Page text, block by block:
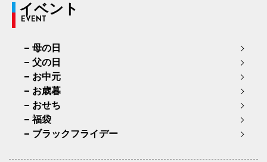
イベント
EVENT
母の日
父の日
お中元
お歳暮
おせち
福袋
ブラックフライデー